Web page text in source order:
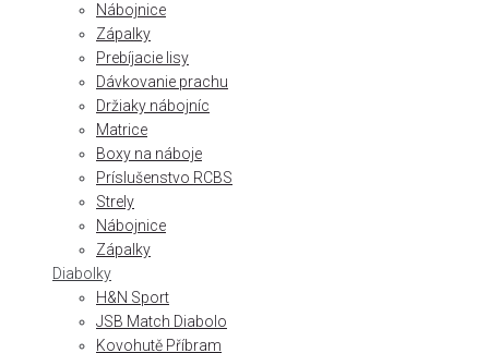
Nábojnice
Zápalky
Prebíjacie lisy
Dávkovanie prachu
Držiaky nábojníc
Matrice
Boxy na náboje
Príslušenstvo RCBS
Strely
Nábojnice
Zápalky
Diabolky
H&N Sport
JSB Match Diabolo
Kovohutě Příbram